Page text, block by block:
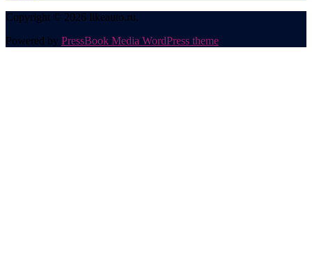
Copyright © 2026 likeauto.ru.
Powered by PressBook Media WordPress theme